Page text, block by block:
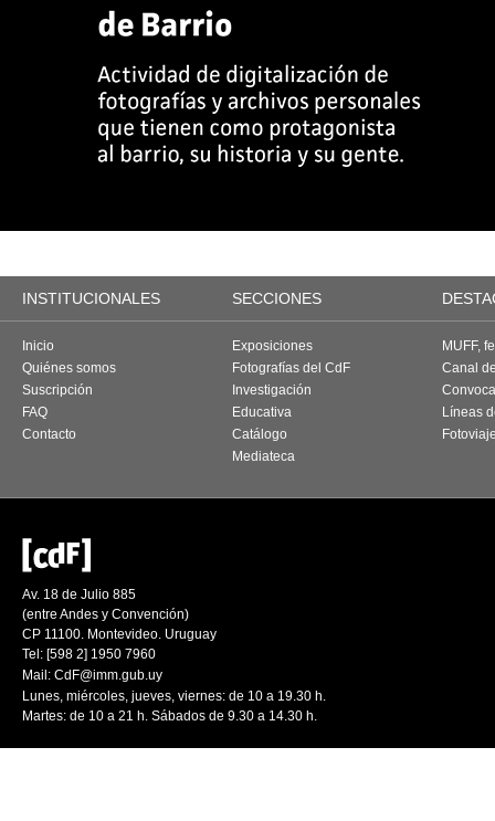
INSTITUCIONALES SECCIONES
Inicio
Quiénes somos
Suscripción
FAQ
Contacto
Exposiciones
Fotografías del CdF
Investigación
Educativa
Catálogo
Mediateca
MUFF,
Canal
Líneas
Av. 18 de Julio 885
(entre Andes y Convención)
CP 11100. Montevideo. Uruguay
Tel: [598 2] 1950 7960
Mail: CdF@imm.gub.uy
Lunes, miércoles, jueves, viernes: de 10 a 19.30 h.
Martes: de 10 a 21 h. Sábados de 9.30 a 14.30 h.